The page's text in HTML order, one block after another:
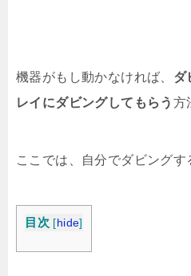
機器がもし動かなければ、 ダ
レイにダビングしてもらう 方
ここでは、自分でダビングす
目次 [ hide]